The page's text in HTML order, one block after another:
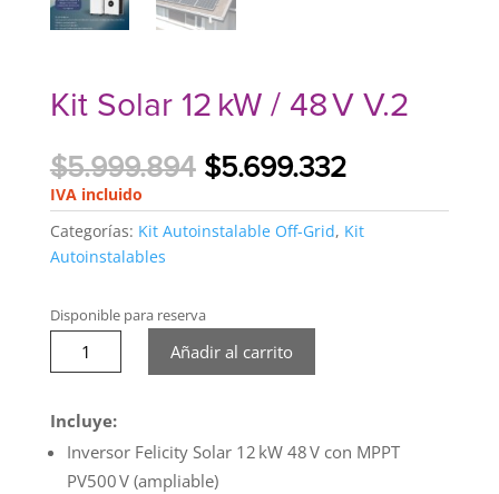
Kit Solar 12 kW / 48 V V.2
$5.999.894 El
original
era:
$5.699.332El
actual
es:
IVA incluido
Categorías: Kit Autoinstalable Off-Grid, Kit
Autoinstalables
Disponible para reserva
Solar
/
48 V
V.2
Añadir al carrito
Incluye:
Inversor Felicity Solar 12 kW 48 V con MPPT
PV500 V (ampliable)